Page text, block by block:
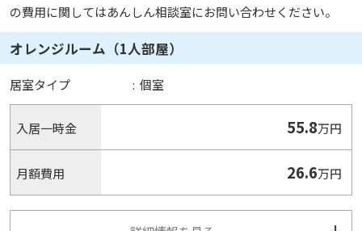
の費用に関してはあんしん相談室にお問い合わせください。
オレンジルーム（1人部屋）
居室タイプ : 個室
入居一時金 55.8万円
月額費用 26.6万円